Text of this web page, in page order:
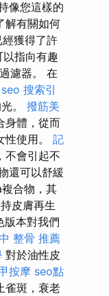
像您這樣的
解有關如何
獲得了許
以指向有趣
濾器。 在
seo 搜索引
。 撥筋美
身體，從而
使用。 記
不會引起不
還可以舒緩
合物，其
皮膚再生
版本對我們
整骨 推薦
對於油性皮
按摩 seo點
雀斑，衰老